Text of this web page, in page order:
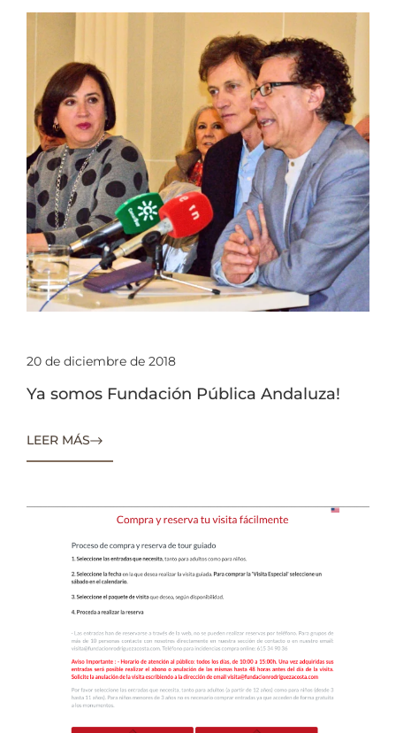
20 de diciembre de 2018
Ya somos Fundación Pública Andaluza!
LEER MÁS